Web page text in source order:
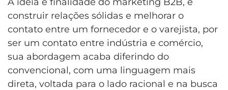
construir relações sólidas e melhorar o
contato entre um fornecedor e o varejista, por
ser um contato entre indústria e comércio,
sua abordagem acaba diferindo do
convencional, com uma linguagem mais
direta, voltada para o lado racional e na busca